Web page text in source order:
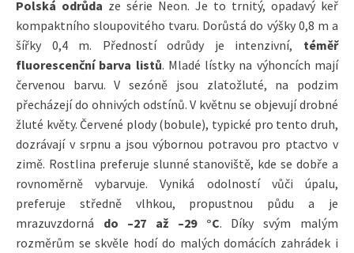
Polská odrůda ze série Neon. Je to trnitý, opadavý keř
kompaktního sloupovitého tvaru. Dorůstá do výšky 0,8 m a
šířky 0,4 m. Předností odrůdy je intenzivní, téměř
fluorescenční barva listů. Mladé lístky na výhoncích mají
červenou barvu. V sezóně jsou zlatožluté, na podzim
přecházejí do ohnivých odstínů. V květnu se objevují drobné
žluté květy. Červené plody (bobule), typické pro tento druh,
dozrávají v srpnu a jsou výbornou potravou pro ptactvo v
zimě. Rostlina preferuje slunné stanoviště, kde se dobře a
rovnoměrně vybarvuje. Vyniká odolností vůči úpalu,
preferuje středně vlhkou, propustnou půdu a je
mrazuvzdorná do –27 až –29 °C. Díky svým malým
rozměrům se skvěle hodí do malých domácích zahrádek i